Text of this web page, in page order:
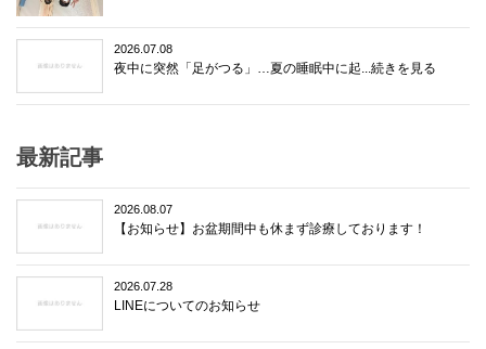
2026.07.08
夜中に突然「足がつる」…夏の睡眠中に起...続きを見る
最新記事
2026.08.07
【お知らせ】お盆期間中も休まず診療しております！
2026.07.28
LINEについてのお知らせ